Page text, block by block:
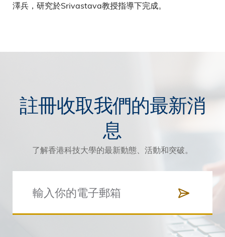
澤兵，研究於Srivastava教授指導下完成。
註冊收取我們的最新消
息
了解香港科技大學的最新動態、活動和突破。